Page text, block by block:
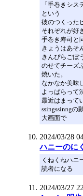
「手巻きシス
という
彼のつくった
それぞれが好
手巻き寿司と
きょうはあそ
きんぴらごぼ
のせてチーズ
焼いた。
なかなか美味
よっぱらって
最近はまって
ssingssinngの
大画面で
2024/03/28
ハニーのにく
くねくねハニ
読者になる
2024/03/27